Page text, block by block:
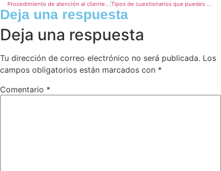
Procedimiento de atención al cliente ¿Cuáles son sus fases? Tipos de cuestionarios que puedes utilizar en tu investigación
Deja una respuesta
Deja una respuesta
Tu dirección de correo electrónico no será publicada. Los
campos obligatorios están marcados con *
Comentario *